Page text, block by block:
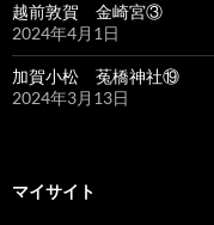
越前敦賀 金崎宮③
2024年4月1日
加賀小松 菟橋神社⑲
2024年3月13日
マイサイト